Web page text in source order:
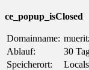
ce_popup_isClosed
Domainname:
Ablauf:
30
Speicherort: